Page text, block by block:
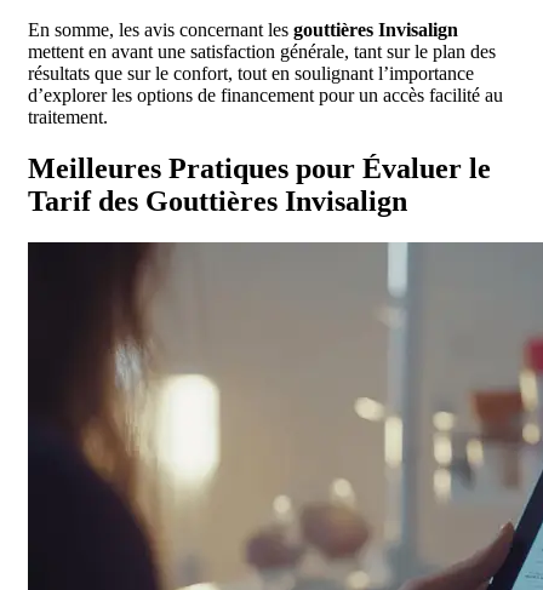
En somme, les avis concernant les gouttières Invisalign
mettent en avant une satisfaction générale, tant sur le plan des
résultats que sur le confort, tout en soulignant l’importance
d’explorer les options de financement pour un accès facilité au
traitement.
Meilleures Pratiques pour Évaluer le
Tarif des Gouttières Invisalign